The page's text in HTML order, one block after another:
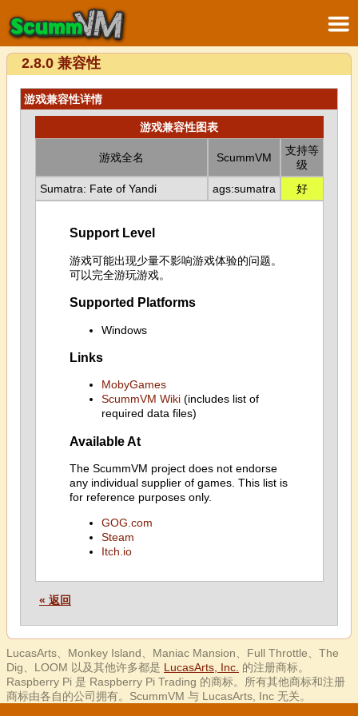
2.8.0 兼容性
游戏兼容性详情
游戏兼容性图表
游戏全名 ScummVM
支持等
级
Sumatra: Fate of Yandi
ags:sumatra 好
Support Level
游戏可能出现少量不影响游戏体验的问题。
可以完全游玩游戏。
Supported Platforms
Windows
Links
MobyGames
ScummVM Wiki(includes list of
required data files)
Available At
The ScummVM project does not endorse
any individual supplier of games. This list is
for reference purposes only.
GOG.com
Steam
Itch.io
« 返回
LucasArts、Monkey Island、Maniac Mansion、Full Throttle、The
Dig、LOOM 以及其他许多都是 LucasArts, Inc. 的注册商标。
Raspberry Pi 是 Raspberry Pi Trading 的商标。所有其他商标和注册
商标由各自的公司拥有。ScummVM 与 LucasArts, Inc 无关。